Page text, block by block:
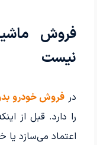
فروش
نیست
درفروش خودرو
را دارد. قبل از
اعتماد می‌سازد یا